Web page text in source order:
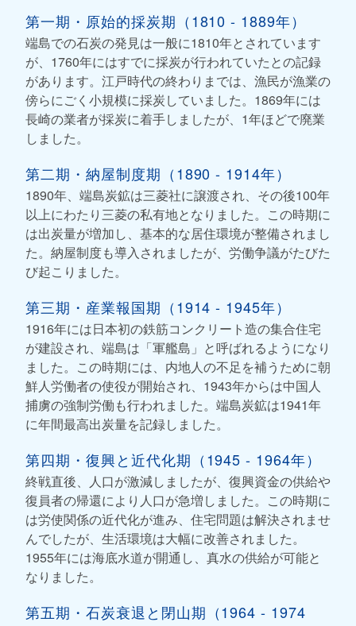
第一期・原始的採炭期（1810 - 1889年）
端島での石炭の発見は一般に1810年とされています
が、1760年にはすでに採炭が行われていたとの記録
があります。江戸時代の終わりまでは、漁民が漁業の
傍らにごく小規模に採炭していました。1869年には
長崎の業者が採炭に着手しましたが、1年ほどで廃業
しました。
第二期・納屋制度期（1890 - 1914年）
1890年、端島炭鉱は三菱社に譲渡され、その後100年
以上にわたり三菱の私有地となりました。この時期に
は出炭量が増加し、基本的な居住環境が整備されまし
た。納屋制度も導入されましたが、労働争議がたびた
び起こりました。
第三期・産業報国期（1914 - 1945年）
1916年には日本初の鉄筋コンクリート造の集合住宅
が建設され、端島は「軍艦島」と呼ばれるようになり
ました。この時期には、内地人の不足を補うために朝
鮮人労働者の使役が開始され、1943年からは中国人
捕虜の強制労働も行われました。端島炭鉱は1941年
に年間最高出炭量を記録しました。
第四期・復興と近代化期（1945 - 1964年）
終戦直後、人口が激減しましたが、復興資金の供給や
復員者の帰還により人口が急増しました。この時期に
は労使関係の近代化が進み、住宅問題は解決されませ
んでしたが、生活環境は大幅に改善されました。
1955年には海底水道が開通し、真水の供給が可能と
なりました。
第五期・石炭衰退と閉山期（1964 - 1974